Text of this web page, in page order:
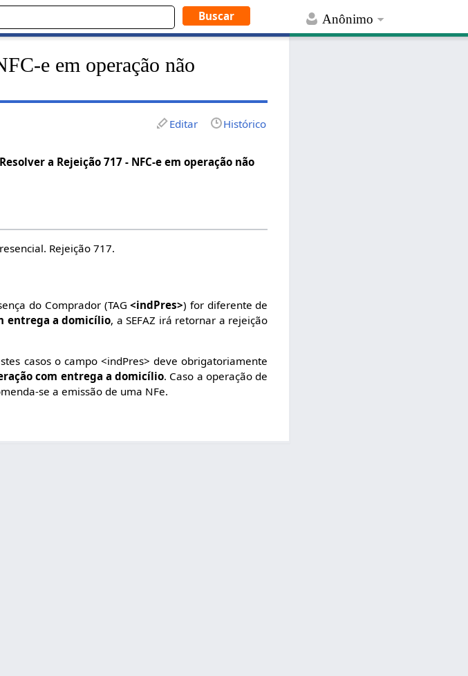
Anônimo
e em operação não
Editar Histórico
a Rejeição 717 - NFC-e em operação não
Rejeição 717.
do Comprador (TAG<indPres>) for diferente de
entrega a domicílio, a SEFAZ irá retornar a rejeição
casos o campo <indPres> deve obrigatoriamente
com entrega a domicílio. Caso a operação de
se a emissão de uma NFe.